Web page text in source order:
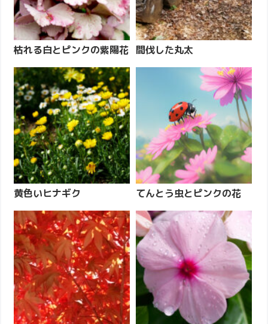
枯れる白とピンクの紫陽花 間伐した丸太
黄色いヒナギク てんとう虫とピンクの花